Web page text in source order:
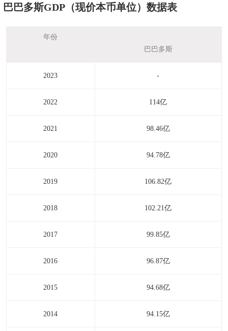
巴巴多斯GDP（现价本币单位）数据表
年份
巴巴多斯
2023 -
2022 114亿
2021 98.46亿
2020 94.78亿
2019 106.82亿
2018 102.21亿
2017 99.85亿
2016 96.87亿
2015 94.68亿
2014 94.15亿